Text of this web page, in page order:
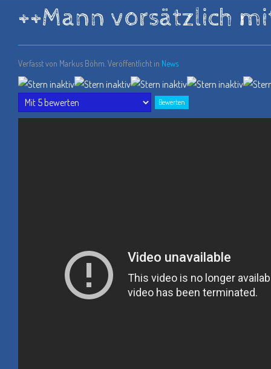
++Mann vorsätzlich
Verfasst von Markus Böhm. Veröffentlicht in News
Bitte
bewerten